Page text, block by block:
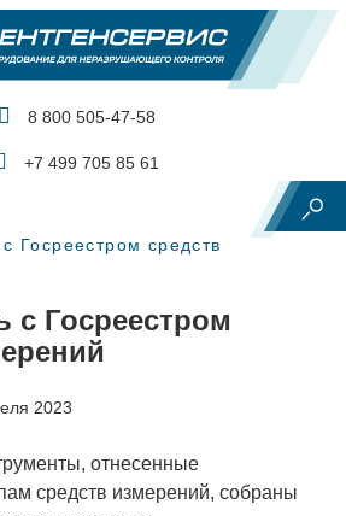
8 800 505-47-58
+7 499 705 85 61
Госреестром средств
с Госреестром
2023
отнесенные
средств измерений, собраны